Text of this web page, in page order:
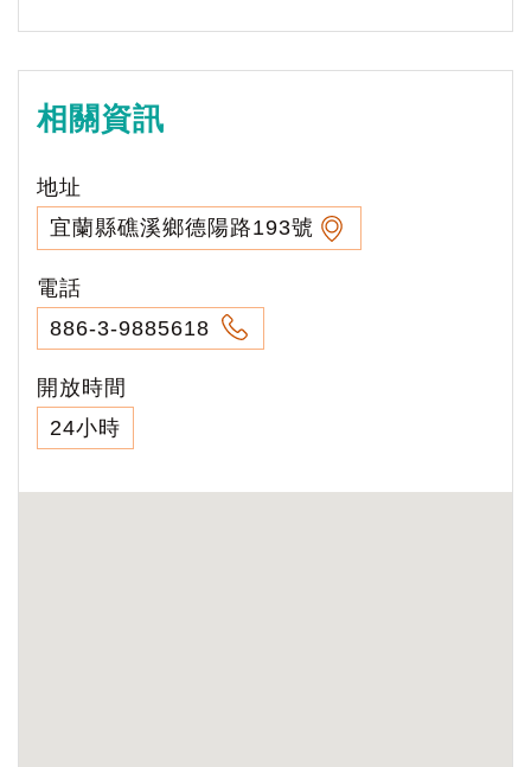
相關資訊
地址
宜蘭縣礁溪鄉德陽路193號
電話
886-3-9885618
開放時間
24小時